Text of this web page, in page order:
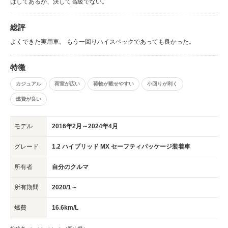
総評
よくできた実用車。 もう一回りハイスペックであっても良かった。
特徴
カジュアル 荷室が広い 荷物が載せやすい 小回りが利く
燃費が良い
モデル 2016年2月～2024年4月
グレード 1.2 ハイブリッド MX セーフティパッケージ装着車
所有者 自分のクルマ
所有期間 2020/1～
燃費 16.6km/L